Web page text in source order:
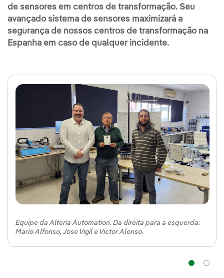
de sensores em centros de transformação. Seu
avançado sistema de sensores maximizará a
segurança de nossos centros de transformação na
Espanha em caso de qualquer incidente.
Equipe da Alteria Automation. Da direita para a esquerda:
Mario Alfonso, Jose Vigil e Victor Alonso.